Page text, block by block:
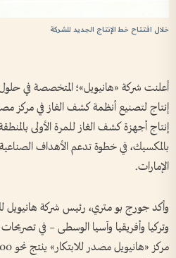
خلال افتتاح خط الإنتاج الجديد للشركة
أعلنت شركة «هانيويل»؛ المتخصصة في
إنتاج لتصنيع أنظمة كشف الغاز في مركز
إنتاج أجهزة كشف الغاز للمرة الأولى
بالمكسيك، في خطوة تدعم الأهداف
الإمارات.
وأكد جورج بو متري، رئيس شركة هانيويل
وتركيا وأفريقيا وآسيا الوسطى – في